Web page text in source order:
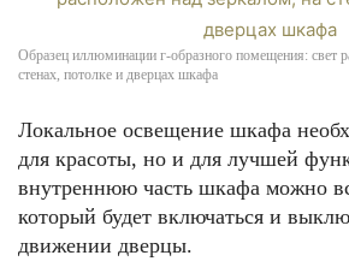
Образец иллюминации г-образного помещения: свет
стенах, потолке и дверцах шкафа
Локальное освещение шкафа
для красоты, но и для лучшей
внутреннюю часть шкафа можно
который будет включаться и
движении дверцы.